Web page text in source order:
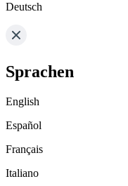
Deutsch
Sprachen
English
Español
Français
Italiano